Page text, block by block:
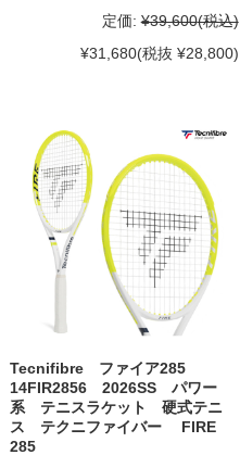
定価: ¥39,600(税込)
¥31,680(税抜 ¥28,800)
Tecnifibre ファイア285
14FIR2856 2026SS パワー
系 テニスラケット 硬式テニ
ス テクニファイバー FIRE
285